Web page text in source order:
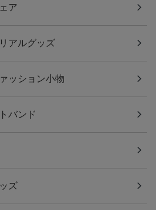
ア
アルグッズ
ッション小物
バンド
ズ